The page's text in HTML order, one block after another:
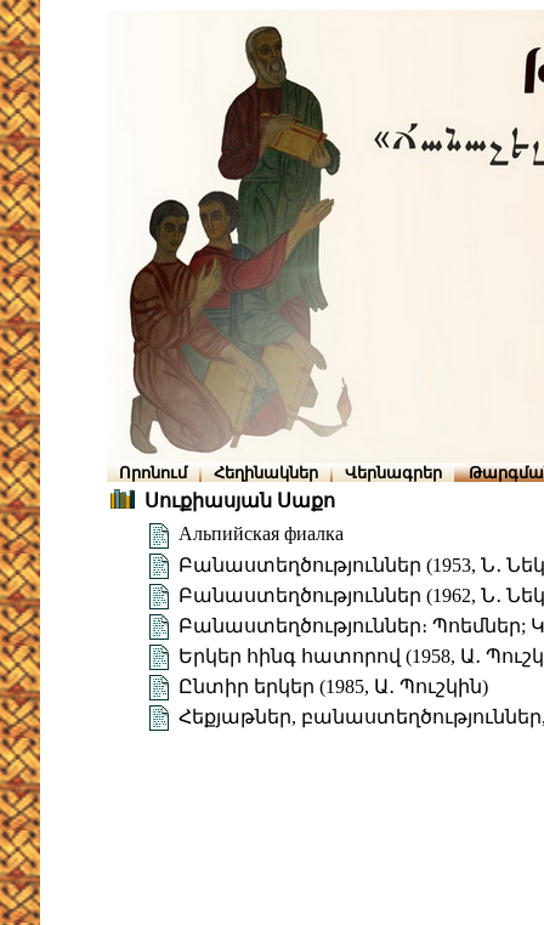
Որոնում Հեղինակներ Վերնագրեր
Սուքիասյան Սաքո
Альпийская фиалка
Բանաստեղծություններ (1953, Ն․
Բանաստեղծություններ (1962, Ն․
Բանաստեղծություններ։
Երկեր հինգ հատորով (1958, Ա․
Ընտիր երկեր (1985, Ա․ Պուշկին)
Հեքյաթներ,